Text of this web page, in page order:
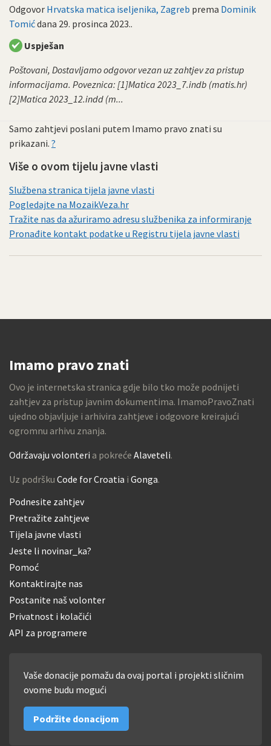
Odgovor Hrvatska matica iseljenika, Zagreb prema Dominik
Tomićdana 29. prosinca 2023..
Uspješan
Poštovani, Dostavljamo odgovor vezan uz zahtjev za pristup
informacijama. Poveznica: [1]Matica 2023_7.indb (matis.hr)
[2]Matica 2023_12.indd (m...
Samo zahtjevi poslani putem Imamo pravo znati su
prikazani. ?
Više o ovom tijelu javne vlasti
Službena stranica tijela javne vlasti
Pogledajte na MozaikVeza.hr
Tražite nas da ažuriramo adresu službenika za informiranje
Pronađite kontakt podatke u Registru tijela javne vlasti
Imamo pravo znati
Ovo je internetska stranica gdje bilo tko može podnijeti
zahtjev za pristup javnim dokumentima. ImamoPravoZnati
ujedno objavljuje i arhivira zahtjeve i odgovore kreirajući
ogromnu arhivu znanja.
Održavaju volonteri a pokreće Alaveteli.
Uz podršku Code for Croatia i Gonga.
Podnesite zahtjev
Pretražite zahtjeve
Tijela javne vlasti
Jeste li novinar_ka?
Pomoć
Kontaktirajte nas
Postanite naš volonter
Privatnost i kolačići
API za programere
Vaše donacije pomažu da ovaj portal i projekti sličnim
ovome budu mogući
Podržite donacijom